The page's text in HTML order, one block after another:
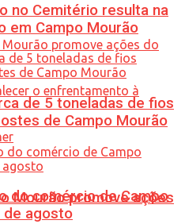
Mourão promove ações
no Cemitério resulta na
em Campo Mourão
de 5 toneladas de fios
de Campo Mourão
do comércio de Campo
de agosto